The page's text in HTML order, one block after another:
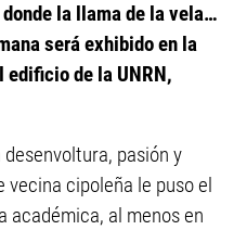
la llama de la vela…
será exhibido en la
edificio de la UNRN,
pasión y
cipoleña le puso el
académica, al menos en